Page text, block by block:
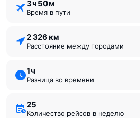
3 ⁠ч 50 ⁠м
Время в пути
2 326 км
Расстояние между городами
1 ⁠ч
Разница во времени
25
Количество рейсов в неделю